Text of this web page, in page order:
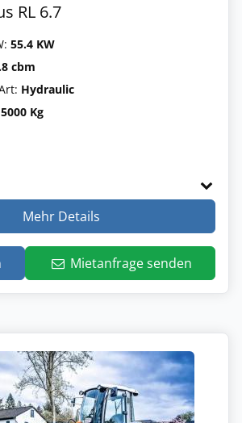
RL 6.7
55.4 KW
cbm
Hydraulic
5000 Kg
Mehr Details
Mietanfrage senden